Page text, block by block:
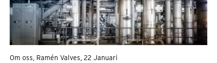
Om oss, Ramén Valves, 22 Januari